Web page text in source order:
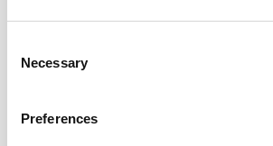
Selection
Necessary
Preferences
stosunku do zalecanego spożycia 250
Jod